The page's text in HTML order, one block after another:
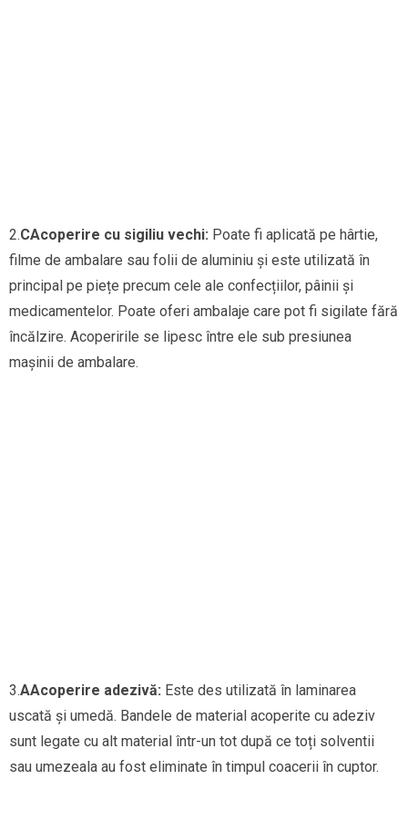
2.CAcoperire cu sigiliu vechi: Poate fi aplicată pe hârtie,
filme de ambalare sau folii de aluminiu și este utilizată în
principal pe piețe precum cele ale confecțiilor, pâinii și
medicamentelor. Poate oferi ambalaje care pot fi sigilate fără
încălzire. Acoperirile se lipesc între ele sub presiunea
mașinii de ambalare.
3.AAcoperire adezivă: Este des utilizată în laminarea
uscată și umedă. Bandele de material acoperite cu adeziv
sunt legate cu alt material într-un tot după ce toți solventii
sau umezeala au fost eliminate în timpul coacerii în cuptor.